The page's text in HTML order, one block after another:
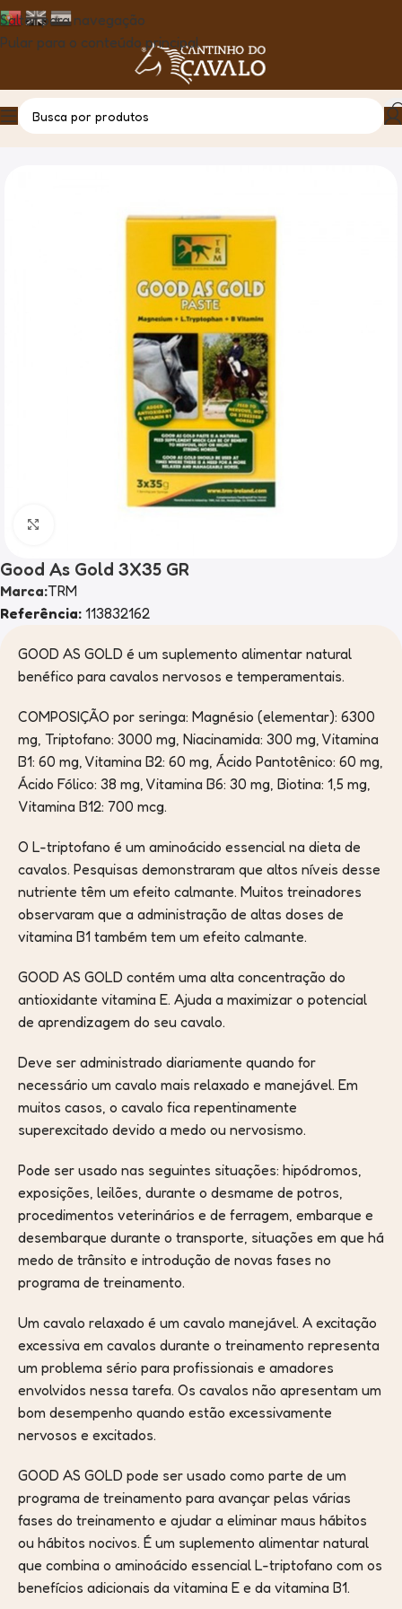
Saltar para navegação
Pular para o conteúdo principal
Casa Produto Good As Gold 3X35 GR
Good As Gold 3X35 GR
Marca:TRM
Referência: 113832162
GOOD AS GOLD é um suplemento alimentar natural
benéfico para cavalos nervosos e temperamentais.
COMPOSIÇÃO por seringa: Magnésio (elementar): 6300
mg, Triptofano: 3000 mg, Niacinamida: 300 mg, Vitamina
B1: 60 mg, Vitamina B2: 60 mg, Ácido Pantotênico: 60 mg,
Ácido Fólico: 38 mg, Vitamina B6: 30 mg, Biotina: 1,5 mg,
Vitamina B12: 700 mcg.
O L-triptofano é um aminoácido essencial na dieta de
cavalos. Pesquisas demonstraram que altos níveis desse
nutriente têm um efeito calmante. Muitos treinadores
observaram que a administração de altas doses de
vitamina B1 também tem um efeito calmante.
GOOD AS GOLD contém uma alta concentração do
antioxidante vitamina E. Ajuda a maximizar o potencial
de aprendizagem do seu cavalo.
Deve ser administrado diariamente quando for
necessário um cavalo mais relaxado e manejável. Em
muitos casos, o cavalo fica repentinamente
superexcitado devido a medo ou nervosismo.
Pode ser usado nas seguintes situações: hipódromos,
exposições, leilões, durante o desmame de potros,
procedimentos veterinários e de ferragem, embarque e
desembarque durante o transporte, situações em que há
medo de trânsito e introdução de novas fases no
programa de treinamento.
Um cavalo relaxado é um cavalo manejável. A excitação
excessiva em cavalos durante o treinamento representa
um problema sério para profissionais e amadores
envolvidos nessa tarefa. Os cavalos não apresentam um
bom desempenho quando estão excessivamente
nervosos e excitados.
GOOD AS GOLD pode ser usado como parte de um
programa de treinamento para avançar pelas várias
fases do treinamento e ajudar a eliminar maus hábitos
ou hábitos nocivos. É um suplemento alimentar natural
que combina o aminoácido essencial L-triptofano com os
benefícios adicionais da vitamina E e da vitamina B1.